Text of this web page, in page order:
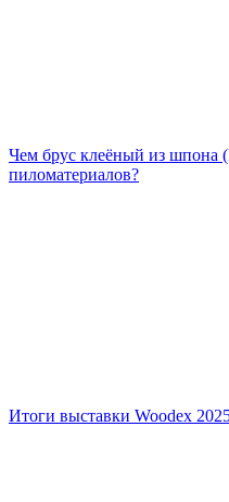
Чем брус клеёный из шпона
пиломатериалов?
Итоги выставки Woodex